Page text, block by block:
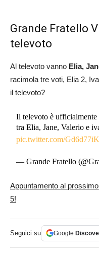
Grande Fratello
televoto
Al televoto vanno Elia,
racimola tre voti, Elia 2,
il televoto?
Il televoto è
tra Elia, Jane, Valerio e
pic.twitter.com/
— Grande Fratello
Appuntamento al
5!
Seguici su Google